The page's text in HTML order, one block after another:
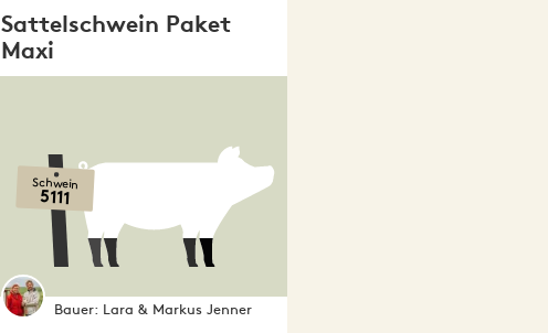
Sattelschwein Paket
Maxi
Schwein
5111
Bauer: Lara & Markus Jenner